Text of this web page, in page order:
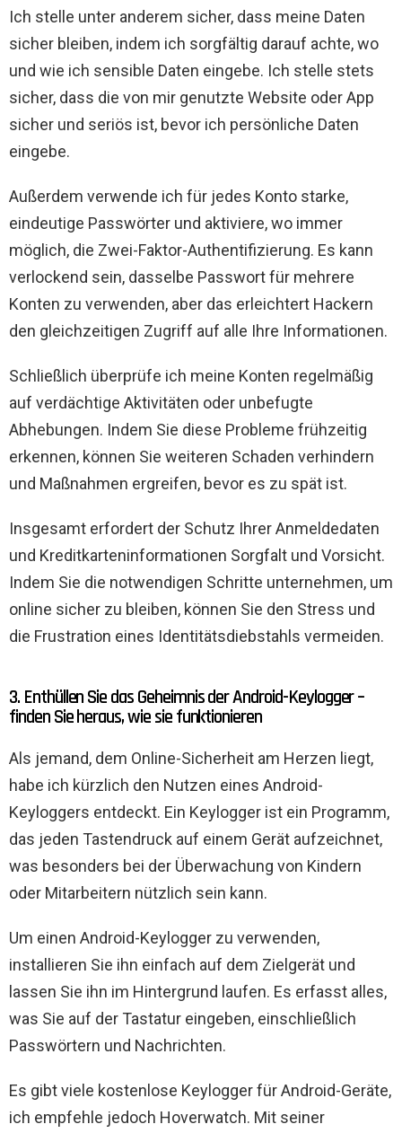
Ich stelle unter anderem sicher, dass meine Daten
sicher bleiben, indem ich sorgfältig darauf achte, wo
und wie ich sensible Daten eingebe. Ich stelle stets
sicher, dass die von mir genutzte Website oder App
sicher und seriös ist, bevor ich persönliche Daten
eingebe.
Außerdem verwende ich für jedes Konto starke,
eindeutige Passwörter und aktiviere, wo immer
möglich, die Zwei-Faktor-Authentifizierung. Es kann
verlockend sein, dasselbe Passwort für mehrere
Konten zu verwenden, aber das erleichtert Hackern
den gleichzeitigen Zugriff auf alle Ihre Informationen.
Schließlich überprüfe ich meine Konten regelmäßig
auf verdächtige Aktivitäten oder unbefugte
Abhebungen. Indem Sie diese Probleme frühzeitig
erkennen, können Sie weiteren Schaden verhindern
und Maßnahmen ergreifen, bevor es zu spät ist.
Insgesamt erfordert der Schutz Ihrer Anmeldedaten
und Kreditkarteninformationen Sorgfalt und Vorsicht.
Indem Sie die notwendigen Schritte unternehmen, um
online sicher zu bleiben, können Sie den Stress und
die Frustration eines Identitätsdiebstahls vermeiden.
3. Enthüllen Sie das Geheimnis der Android-Keylogger –
finden Sie heraus, wie sie funktionieren
Als jemand, dem Online-Sicherheit am Herzen liegt,
habe ich kürzlich den Nutzen eines Android-
Keyloggers entdeckt. Ein Keylogger ist ein Programm,
das jeden Tastendruck auf einem Gerät aufzeichnet,
was besonders bei der Überwachung von Kindern
oder Mitarbeitern nützlich sein kann.
Um einen Android-Keylogger zu verwenden,
installieren Sie ihn einfach auf dem Zielgerät und
lassen Sie ihn im Hintergrund laufen. Es erfasst alles,
was Sie auf der Tastatur eingeben, einschließlich
Passwörtern und Nachrichten.
Es gibt viele kostenlose Keylogger für Android-Geräte,
ich empfehle jedoch Hoverwatch. Mit seiner